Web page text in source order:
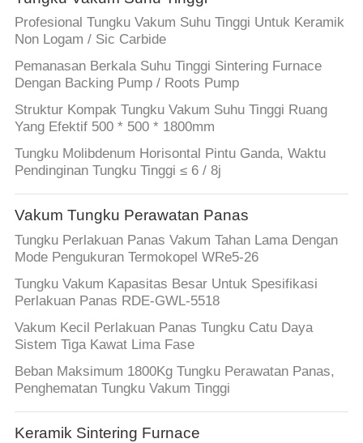
Profesional Tungku Vakum Suhu Tinggi Untuk Keramik
Non Logam / Sic Carbide
Pemanasan Berkala Suhu Tinggi Sintering Furnace
Dengan Backing Pump / Roots Pump
Struktur Kompak Tungku Vakum Suhu Tinggi Ruang
Yang Efektif 500 * 500 * 1800mm
Tungku Molibdenum Horisontal Pintu Ganda, Waktu
Pendinginan Tungku Tinggi ≤ 6 / 8j
Vakum Tungku Perawatan Panas
Tungku Perlakuan Panas Vakum Tahan Lama Dengan
Mode Pengukuran Termokopel WRe5-26
Tungku Vakum Kapasitas Besar Untuk Spesifikasi
Perlakuan Panas RDE-GWL-5518
Vakum Kecil Perlakuan Panas Tungku Catu Daya
Sistem Tiga Kawat Lima Fase
Beban Maksimum 1800Kg Tungku Perawatan Panas,
Penghematan Tungku Vakum Tinggi
Keramik Sintering Furnace